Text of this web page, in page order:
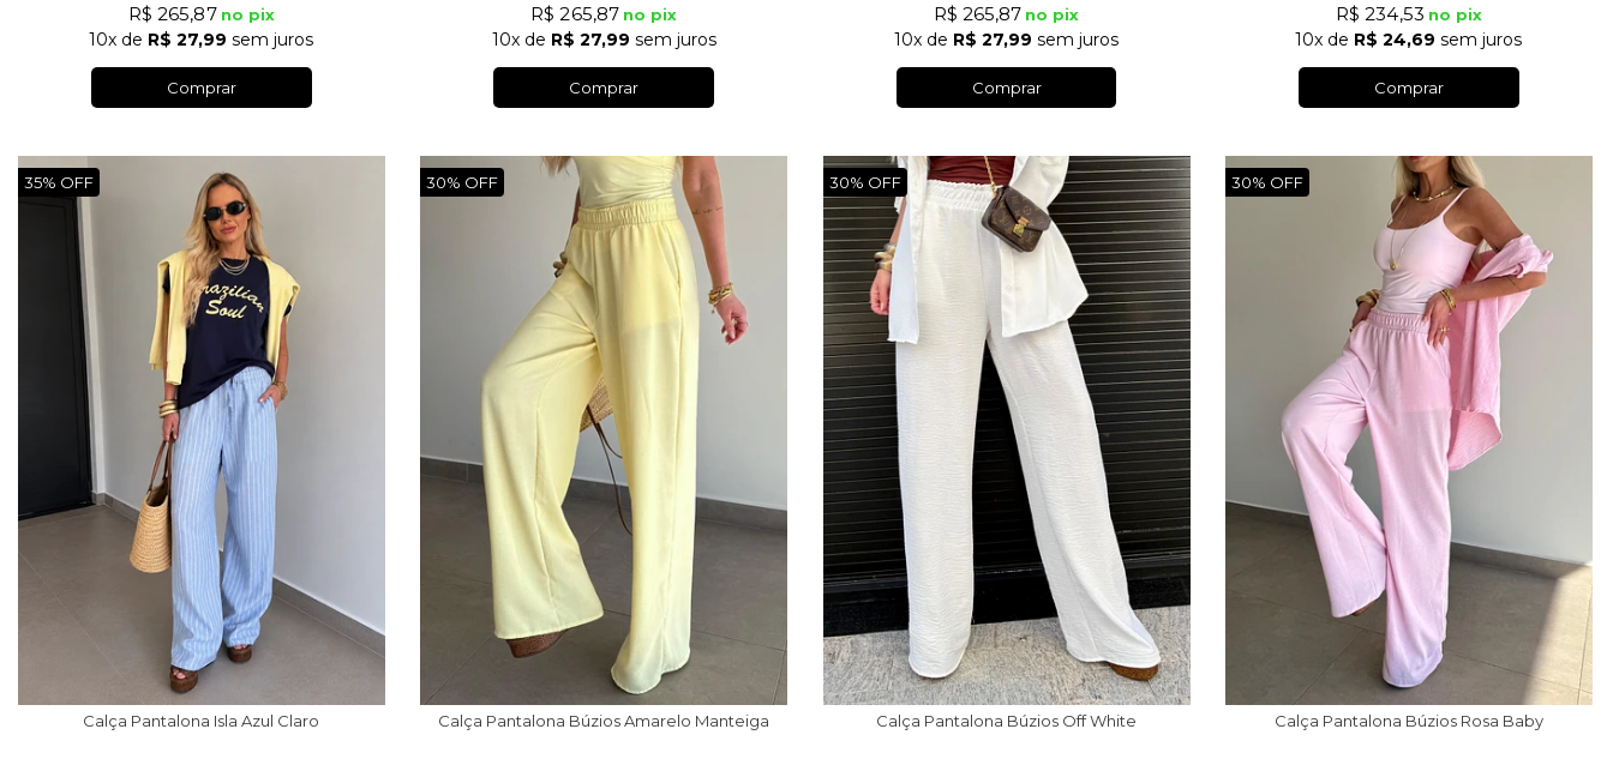
R$ 265,87 no pix
10x de R$ 27,99 sem juros
Comprar
R$ 265,87 no pix
10xde R$ 27,99 sem juros
Comprar
R$ 265,87 no pix
10x de R$ 27,99 sem juros
Comprar
R$ 234,53 no pix
10x de R$ 24,69 sem juros
Comprar
35%
Calça Pantalona Isla Azul Claro
30%
Calça Pantalona Búzios Amarelo Manteiga
30%
Calça Pantalona Búzios Off White
30%
Calça Pantalona Búzios Rosa Baby